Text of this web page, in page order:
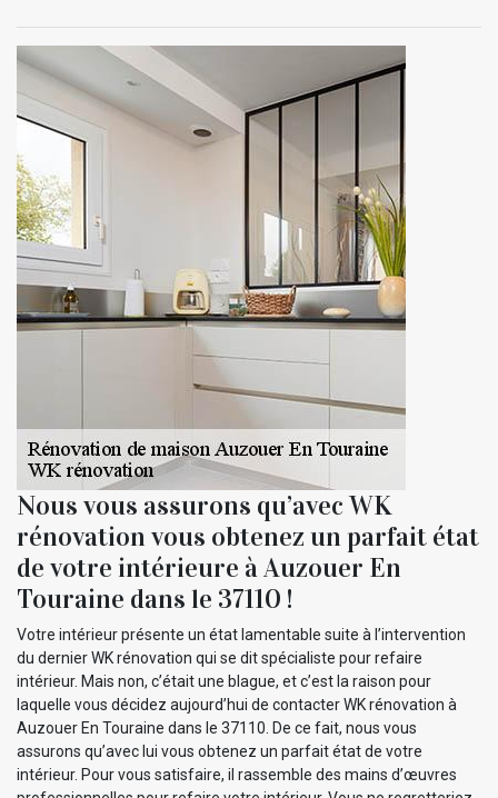
Nous vous assurons qu’avec WK
rénovation vous obtenez un parfait état
de votre intérieure à Auzouer En
Touraine dans le 37110 !
Votre intérieur présente un état lamentable suite à l’intervention
du dernier WK rénovation qui se dit spécialiste pour refaire
intérieur. Mais non, c’était une blague, et c’est la raison pour
laquelle vous décidez aujourd’hui de contacter WK rénovation à
Auzouer En Touraine dans le 37110. De ce fait, nous vous
assurons qu’avec lui vous obtenez un parfait état de votre
intérieur. Pour vous satisfaire, il rassemble des mains d’œuvres